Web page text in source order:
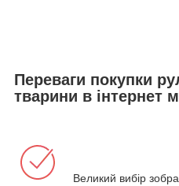
Переваги покупки
тварини в інтернет
Великий вибір